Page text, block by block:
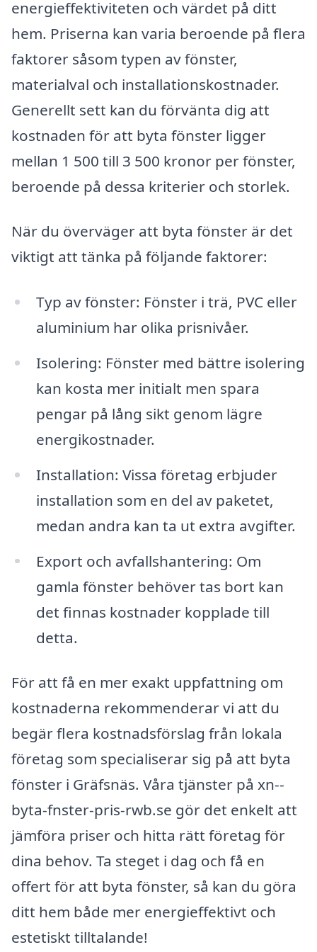
energieffektiviteten och värdet på ditt
hem. Priserna kan varia beroende på flera
faktorer såsom typen av fönster,
materialval och installationskostnader.
Generellt sett kan du förvänta dig att
kostnaden för att byta fönster ligger
mellan 1 500 till 3 500 kronor per fönster,
beroende på dessa kriterier och storlek.
När du överväger att byta fönster är det
viktigt att tänka på följande faktorer:
Typ av fönster: Fönster i trä, PVC eller
aluminium har olika prisnivåer.
Isolering: Fönster med bättre isolering
kan kosta mer initialt men spara
pengar på lång sikt genom lägre
energikostnader.
Installation: Vissa företag erbjuder
installation som en del av paketet,
medan andra kan ta ut extra avgifter.
Export och avfallshantering: Om
gamla fönster behöver tas bort kan
det finnas kostnader kopplade till
detta.
För att få en mer exakt uppfattning om
kostnaderna rekommenderar vi att du
begär flera kostnadsförslag från lokala
företag som specialiserar sig på att byta
fönster i Gräfsnäs. Våra tjänster på xn--
byta-fnster-pris-rwb.se gör det enkelt att
jämföra priser och hitta rätt företag för
dina behov. Ta steget i dag och få en
offert för att byta fönster, så kan du göra
ditt hem både mer energieffektivt och
estetiskt tilltalande!